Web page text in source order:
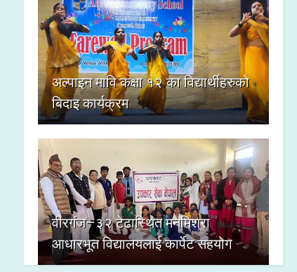
अल्पाइन मावि कक्षा १२ का विद्यार्थीहरुको
बिदाइ कार्यक्रम
वीरगंज–३२ टेढास्थित मनमिश्रा
आधारभूत विद्यालयलाई कार्पेट सहयोग